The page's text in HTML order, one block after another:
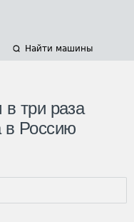
Найти машины
три раза
в Россию